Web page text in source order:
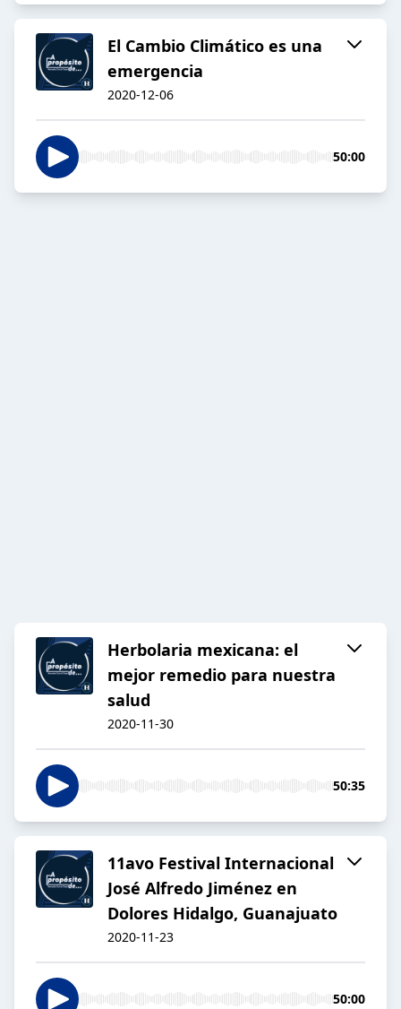
El Cambio Climático es una
emergencia
2020-12-06
50:00
Herbolaria mexicana: el
mejor remedio para nuestra
salud
2020-11-30
50:35
11avo Festival Internacional
José Alfredo Jiménez en
Dolores Hidalgo, Guanajuato
2020-11-23
50:00